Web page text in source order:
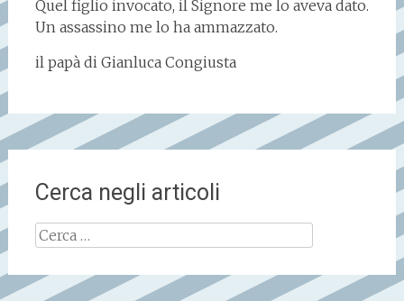
Quel figlio invocato, il Signore me lo aveva dato.
Un assassino me lo ha ammazzato.
il papà di Gianluca Congiusta
Cerca negli articoli
Ricerca